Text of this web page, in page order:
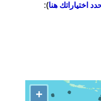
اختياراتك هنا):
+